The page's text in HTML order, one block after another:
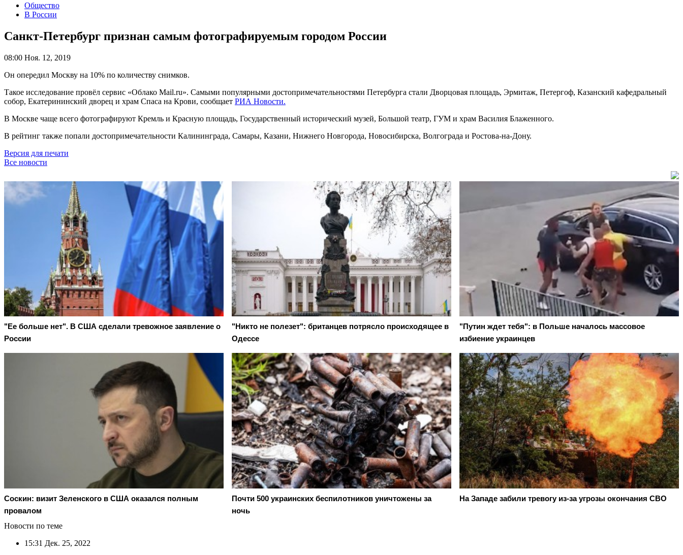
Общество
В России
Санкт-Петербург признан самым фотографируемым городом России
08:00 Ноя. 12, 2019
Он опередил Москву на 10% по количеству снимков.
Такое исследование провёл сервис «Облако Mail.ru». Самыми популярными достопримечательностями Петербурга стали Дворцовая площадь, Эрмитаж, Петергоф, Казанский кафедральный
собор, Екатерининский дворец и храм Спаса на Крови, сообщает РИА Новости.
В Москве чаще всего фотографируют Кремль и Красную площадь, Государственный исторический музей, Большой театр, ГУМ и храм Василия Блаженного.
В рейтинг также попали достопримечательности Калининграда, Самары, Казани, Нижнего Новгорода, Новосибирска, Волгограда и Ростова-на-Дону.
Версия для печати
Все новости
"Ее больше нет". В США сделали тревожное заявление о
России
"Никто не полезет": британцев потрясло происходящее в
Одессе
"Путин ждет тебя": в Польше началось массовое
избиение украинцев
Соскин: визит Зеленского в США оказался полным
провалом
Почти 500 украинских беспилотников уничтожены за
ночь
На Западе забили тревогу из-за угрозы окончания СВО
Новости по теме
15:31 Дек. 25, 2022